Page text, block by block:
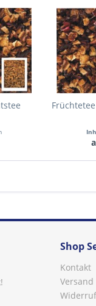
Shop
Kontakt